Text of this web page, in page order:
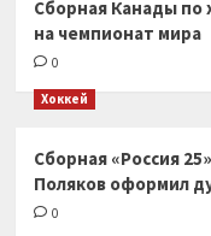
Сборная Канады по
на чемпионат мира
0
Хоккей
Сборная «Россия
Поляков оформил
0